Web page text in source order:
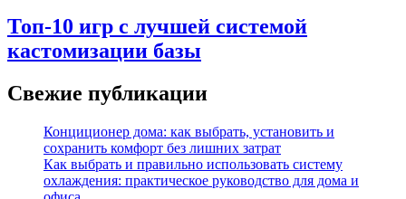
Топ-10 игр с лучшей системой
кастомизации базы
Свежие публикации
Конциционер дома: как выбрать, установить и
сохранить комфорт без лишних затрат
Как выбрать и правильно использовать систему
охлаждения: практическое руководство для дома и